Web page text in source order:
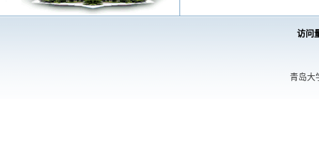
访问
青岛大